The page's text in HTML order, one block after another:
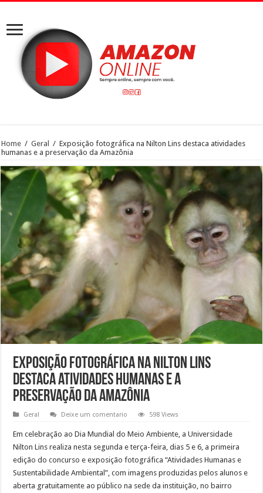
Home / Geral / Exposição fotográfica na Nilton Lins destaca atividades
humanas e a preservação da Amazônia
Exposição fotográfica na Nilton Lins
destaca atividades humanas e a
preservação da Amazônia
Geral Deixe um comentario 598 Views
Em celebração ao Dia Mundial do Meio Ambiente, a Universidade
Nilton Lins realiza nesta segunda e terça-feira, dias 5 e 6, a primeira
edição do concurso e exposição fotográfica “Atividades Humanas e
Sustentabilidade Ambiental”, com imagens produzidas pelos alunos e
aberta gratuitamente ao público na sede da instituição, no bairro